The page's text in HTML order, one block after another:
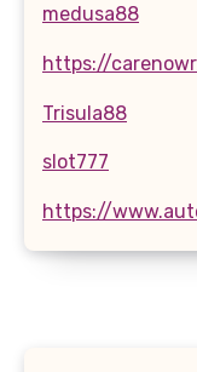
medusa88
https://
Trisula88
slot777
https://